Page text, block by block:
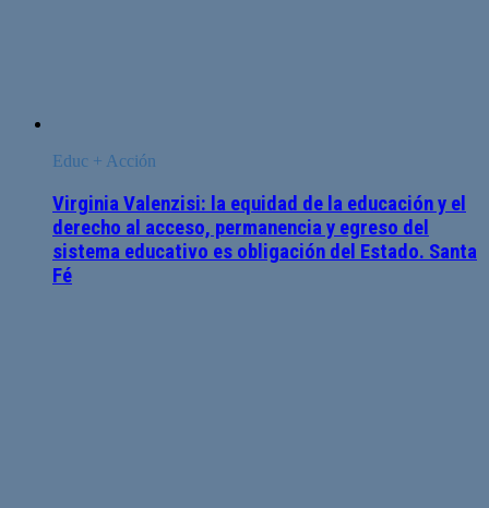
Educ + Acción
Virginia Valenzisi: la equidad de la educación y el
derecho al acceso, permanencia y egreso del
sistema educativo es obligación del Estado. Santa
Fé